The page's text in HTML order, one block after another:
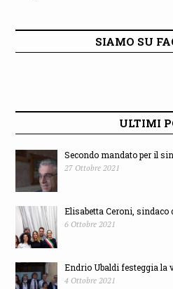
SIAMO SU
ULTIMI
Secondo mandato per il
27 Ottobre 2021
Elisabetta Ceroni, sindaco
6 Ottobre 2021
Endrio Ubaldi festeggia la
4 Ottobre 2021